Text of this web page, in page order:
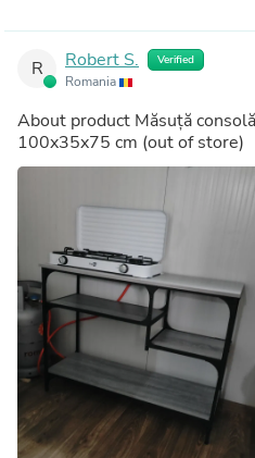
R Robert S. Verified
Romania
About product Măsuță
100x35x75 cm (out of store)